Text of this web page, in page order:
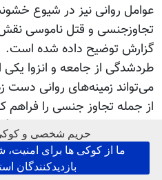
حریم شخصی و
ما از کوکی ها برای امنیت،
بازدیدکنندگان
عوامل روانی نیز در شیوع
تجاوزجنسی و قتل ناموسی نقش
گزارش توضیح داده شده است.
طردشدگی از جامعه و انزوا یکی
می‌تواند زمینه‌های روانی
از جمله تجاوز جنسی را فراهم
بی‌کاری، عدم اشتغال و
بروز این مسأله نقش داشته
عقده محرومیت نکته مهم